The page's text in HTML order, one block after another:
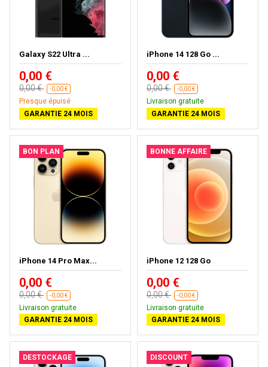
Galaxy S22 Ultra ...
0,00 €
0,00 € -0,00 €
Presque épuisé
GARANTIE 24 MOIS
iPhone 14 128 Go ...
0,00 €
0,00 € -0,00 €
Livraison gratuite
GARANTIE 24 MOIS
BON PLAN
iPhone 14 Pro Max...
0,00 €
0,00 € -0,00 €
Livraison gratuite
GARANTIE 24 MOIS
BONNE AFFAIRE
iPhone 12 128 Go
0,00 €
0,00 € -0,00 €
Livraison gratuite
GARANTIE 24 MOIS
DESTOCKAGE DISCOUNT